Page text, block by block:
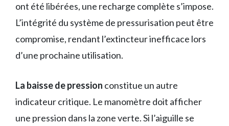
ont été libérées, une recharge complète s’impose.
L’intégrité du système de pressurisation peut être
compromise, rendant l’extincteur inefficace lors
d’une prochaine utilisation.
La baisse de pression constitue un autre
indicateur critique. Le manomètre doit afficher
une pression dans la zone verte. Si l’aiguille se